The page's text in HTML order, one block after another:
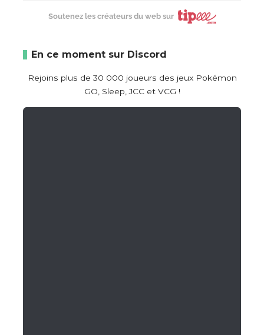
Soutenez les créateurs du web sur
En ce moment sur Discord
Rejoins plus de 30 000 joueurs des jeux Pokémon
GO, Sleep, JCC et VCG !